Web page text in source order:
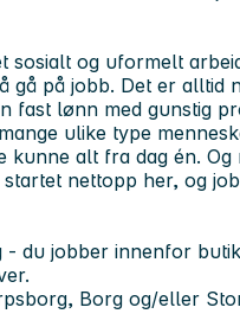
sosialt og uformelt
gå på jobb. Det er alltid
fast lønn med gunstig
ulike type
alt fra dag én.
nettopp her, og
- du jobber innenfor
Borg og/eller